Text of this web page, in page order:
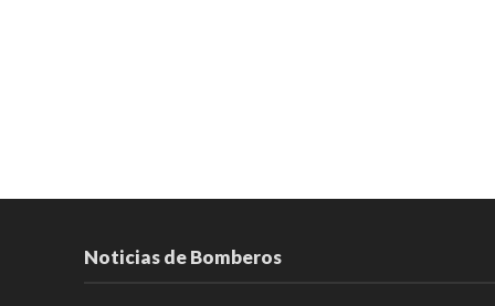
Noticias de Bomberos